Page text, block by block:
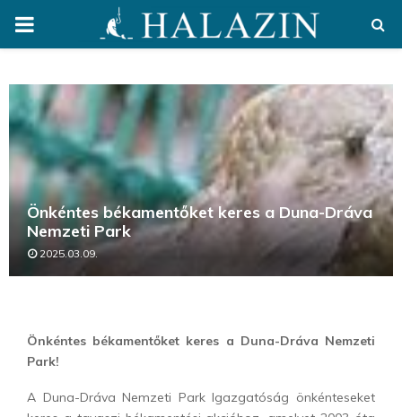
PRIMARY
Önkéntes békamentőket keres a Duna-Dráva
Nemzeti Park
2025.03.09.
Önkéntes békamentőket keres a Duna-Dráva Nemzeti
Park!
A Duna-Dráva Nemzeti Park Igazgatóság önkénteseket